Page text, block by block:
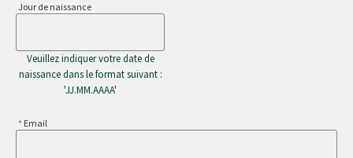
Jour de naissance
Veuillez indiquer votre date de
naissance dans le format suivant :
'JJ.MM.AAAA'
Email